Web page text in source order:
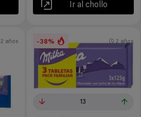
Ir al chollo
2 años -38%
13
2 años